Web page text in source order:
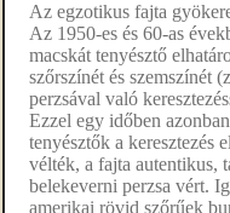
Az egzotikus fajta
Az 1950-es és 60-as
macskát tenyésztő
szőrszínét és szemszínét
perzsával való
Ezzel egy időben
tenyésztők a keresztezés
vélték, a fajta autentikus,
belekeverni perzsa vért.
amerikai rövid szőrűek